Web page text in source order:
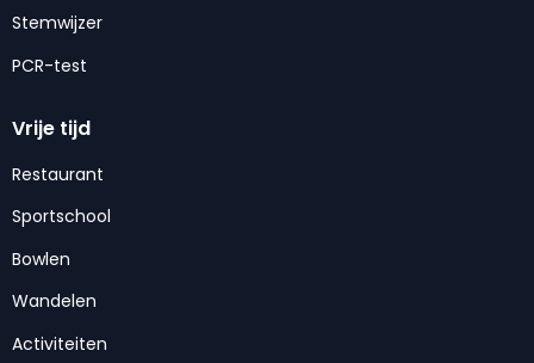
Stemwijzer
PCR-test
Vrije tijd
Restaurant
Sportschool
Bowlen
Wandelen
Activiteiten